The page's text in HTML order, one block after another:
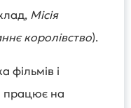
Місія
королівство).
фільмів і
працює на